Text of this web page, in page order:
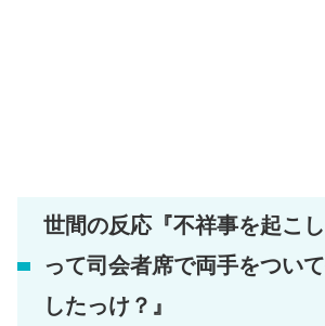
世間の反応『不祥事を起こ
って司会者席で両手をつい
したっけ？ 』